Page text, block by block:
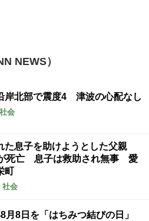
NEWS）
岸北部で震度4 津波の心配なし
社会
た息子を助けようとした父親
が死亡 息子は救助され無事 愛
町
社会
月8日を「はちみつ結びの日」